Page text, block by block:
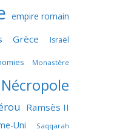
empire romain
Grèce Israël
Monastère
Nécropole
Ramsès II
Uni Saqqarah